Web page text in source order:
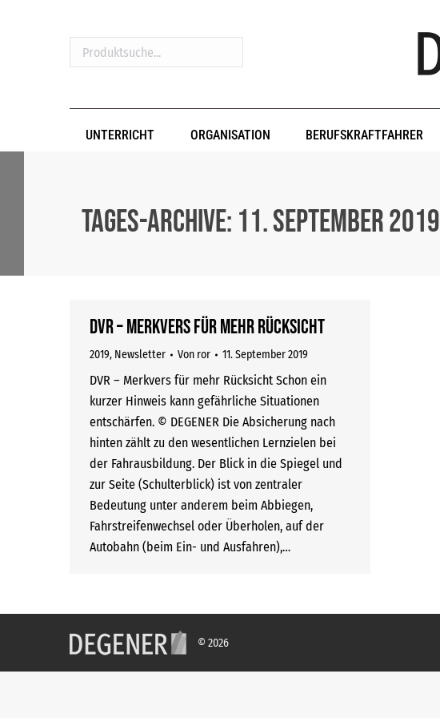
Produktsuche...
UNTERRICHT ORGANISATION BERUFSKRAFTFAHRER
Tages-Archive: 11. September 2019
DVR – Merkvers für mehr Rücksicht
2019, Newsletter Von ror 11. September 2019
DVR – Merkvers für mehr Rücksicht Schon ein
kurzer Hinweis kann gefährliche Situationen
entschärfen. © DEGENER Die Absicherung nach
hinten zählt zu den wesentlichen Lernzielen bei
der Fahrausbildung. Der Blick in die Spiegel und
zur Seite (Schulterblick) ist von zentraler
Bedeutung unter anderem beim Abbiegen,
Fahrstreifenwechsel oder Überholen, auf der
Autobahn (beim Ein- und Ausfahren),…
© 2026